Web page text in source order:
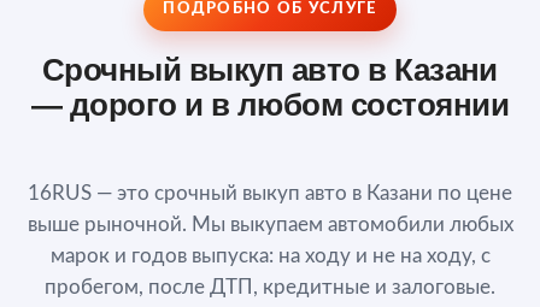
ПОДРОБНО ОБ УСЛУГЕ
Срочный выкуп авто в Казани
— дорого и в любом состоянии
16RUS — это срочный выкуп авто в Казани по цене
выше рыночной. Мы выкупаем автомобили любых
марок и годов выпуска: на ходу и не на ходу, с
пробегом, после ДТП, кредитные и залоговые.